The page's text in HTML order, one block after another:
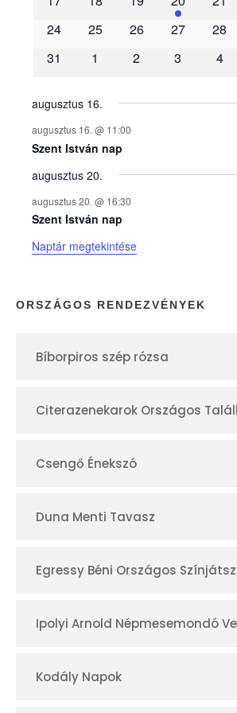
é
n
y
e
k
n
a
p
r
24
25 26 27 28
31
1 2 3 4
augusztus 16.
augusztus 16. @ 11:00
Szent István nap
augusztus 20.
augusztus 20. @ 16:30
Szent István nap
Naptár megtekintése
ORSZÁGOS RENDEZVÉNYEK
Bíborpiros szép rózsa
Citerazenekarok Országos
Csengő Énekszó
Duna Menti Tavasz
Egressy Béni Országos
Ipolyi Arnold Népmesemondó
Kodály Napok